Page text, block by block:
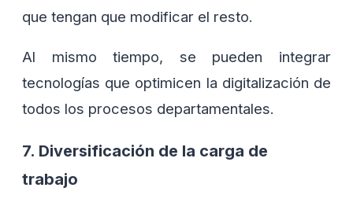
que tengan que modificar el resto.
Al mismo tiempo, se pueden integrar
tecnologías que optimicen la digitalización de
todos los procesos departamentales.
7. Diversificación de la carga de
trabajo